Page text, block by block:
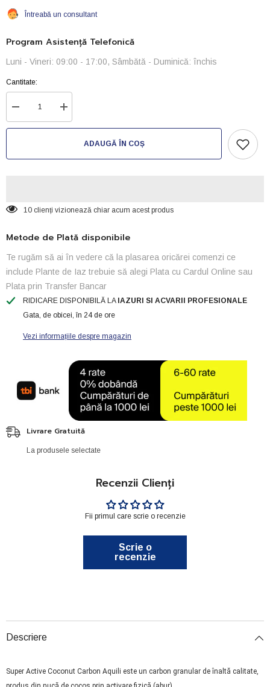
Întreabă un consultant
Program Asistență Telefonică
Luni - Vineri: 09:00 - 17:00, Sâmbătă - Duminică: închis
Cantitate:
Reduceți
cantitatea
pentru
Creșteți
cantitatea
pentru
ActiveADAUGĂ ÎN COȘ
10 clienți vizionează chiar acum acest produs
Metode de Plată disponibile
Te rugăm să ai în vedere că la plasarea oricărei comenzi ce
include Plante de Iaz trebuie să alegi Plata cu Cardul Online sau
Plata prin Transfer Bancar
RIDICARE DISPONIBILĂ LA IAZURI SI ACVARII PROFESIONALE
Gata, de obicei, în 24 de ore
Vezi informațiile despre magazin
Livrare Gratuită
La produsele selectate
Recenzii Clienți
Fii primul care scrie o recenzie
Scrie o
recenzie
Descriere
Super Active Coconut Carbon Aquili este un carbon granular de înaltă calitate,